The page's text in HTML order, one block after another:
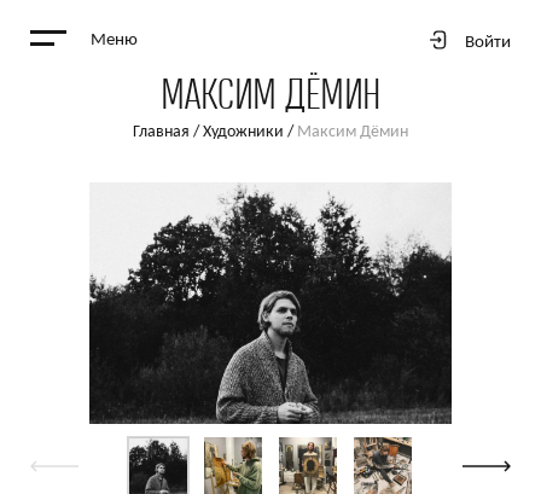
Меню Войти
МАКСИМ ДЁМИН
Главная / Художники / Максим Дёмин